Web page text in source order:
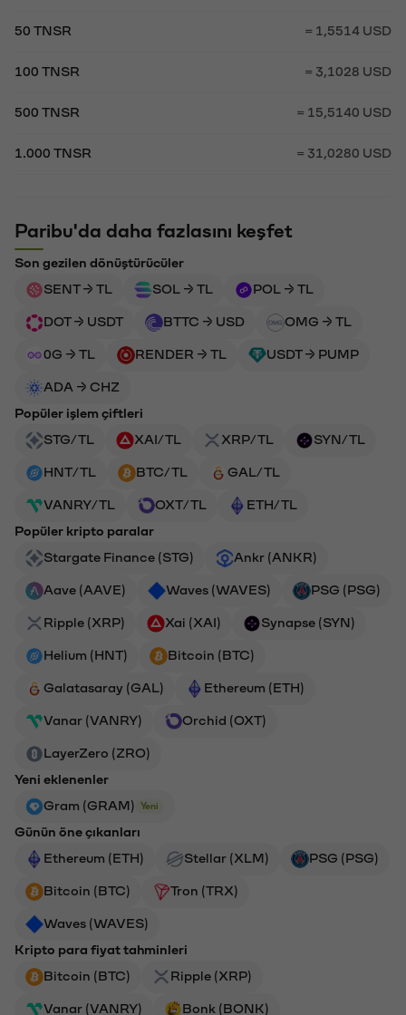
50 TNSR = 1,5514 USD
100 TNSR = 3,1028 USD
500 TNSR = 15,5140 USD
1.000 TNSR = 31,0280 USD
Paribu'da daha fazlasını keşfet
Son gezilen dönüştürücüler
SENT → TL
SOL → TL POL → TL
DOT → USDT BTTC → USD OMG → TL
0G → TL RENDER → TL USDT → PUMP
ADA → CHZ
Popüler işlem çiftleri
STG/TL
XAI/TL XRP/TL SYN/TL
HNT/TL BTC/TL GAL/TL
VANRY/TL OXT/TL
ETH/TL
Popüler kripto paralar
Stargate Finance (STG)
Ankr (ANKR)
Aave (AAVE) Waves (WAVES) PSG (PSG)
Ripple (XRP) Xai (XAI) Synapse (SYN)
Helium (HNT) Bitcoin (BTC)
Galatasaray (GAL) Ethereum (ETH)
Vanar (VANRY) Orchid (OXT)
LayerZero (ZRO)
Yeni eklenenler
Gram (GRAM)
Yeni
Günün öne çıkanları
Ethereum (ETH)
Stellar (XLM) PSG (PSG)
Bitcoin (BTC) Tron (TRX)
Waves (WAVES)
Kripto para fiyat tahminleri
Bitcoin (BTC)
Ripple (XRP)
Vanar (VANRY) Bonk (BONK)